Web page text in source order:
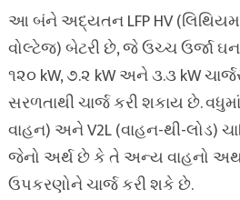
આ બંને અદ્યતન LFP HV
વોલ્ટેજ) બેટરી છે, જે ઉચ્ચ ઉર્જા
૧૨૦ kW, ૭.૨ kW અને ૩.૩ kW
સરળતાથી ચાર્જ કરી શકાય છે.
વાહન) અને V2L (વાહન-થી-લોડ)
જેનો અર્થ છે કે તે અન્ય વાહનો
ઉપકરણોને ચાર્જ કરી શકે છે.